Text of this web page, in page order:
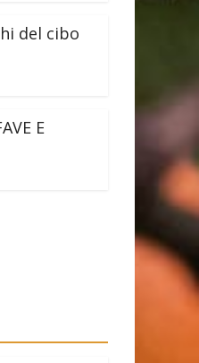
del cibo
E